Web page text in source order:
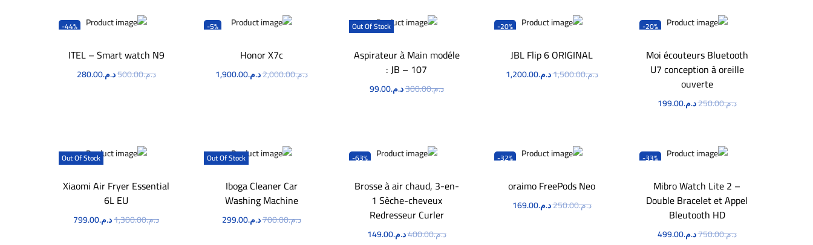
-20%
Moi écouteurs Bluetooth
U7 conception à oreille
ouverte
د.م.250.00د.م.199.00
-20%
JBL Flip 6 ORIGINAL
د.م.1,500.00د.م.1,200.00
Out Of Stock
Aspirateur à Main modéle
: JB – 107
د.م.300.00د.م.99.00
-5%
Honor X7c
د.م.2,000.00د.م.1,900.00
-44%
ITEL – Smart watch N9
د.م.500.00د.م.280.00
-33%
Mibro Watch Lite 2 –
Double Bracelet et Appel
Bleutooth HD
د.م.750.00د.م.499.00
-32%
oraimo FreePods Neo
د.م.250.00د.م.169.00
-63%
Brosse à air chaud, 3-en-
1 Sèche-cheveux
Redresseur Curler
د.م.400.00د.م.149.00
Out Of Stock
Iboga Cleaner Car
Washing Machine
د.م.700.00د.م.299.00
Out Of Stock
Xiaomi Air Fryer Essential
6L EU
د.م.1,300.00د.م.799.00